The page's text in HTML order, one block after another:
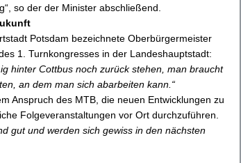
so der der Minister abschließend.
Potsdam bezeichnete Oberbürgermeister
1. Turnkongresses in der Landeshauptstadt:
hinter Cottbus noch zurück stehen, man braucht
an dem man sich abarbeiten kann.“
Anspruch des MTB, die neuen Entwicklungen zu
Folgeveranstaltungen vor Ort durchzuführen.
gut und werden sich gewiss in den nächsten